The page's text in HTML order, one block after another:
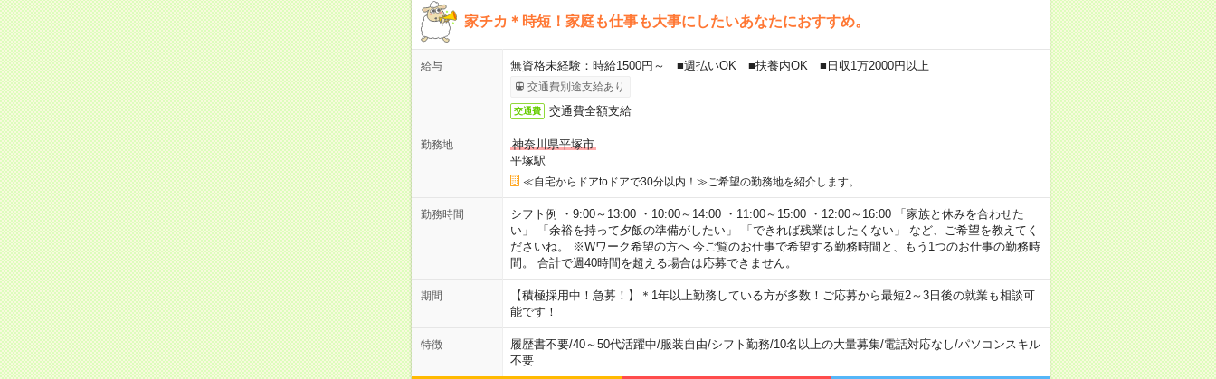
家チカ＊時短！家庭も仕事も大事にしたいあなたにおすすめ。
給与 無資格未経験：時給1500円～ ■週払いOK ■扶養内OK ■日収1万2000円以上
交通費別途支給あり
交通費 交通費全額支給
勤務地
神奈川県平塚市
平塚駅
≪自宅からドアtoドアで30分以内！≫ご希望の勤務地を紹介します。
勤務時間
シフト例 ・9:00～13:00 ・10:00～14:00 ・11:00～15:00 ・12:00～16:00 「家族と休みを合わせた
い」 「余裕を持って夕飯の準備がしたい」 「できれば残業はしたくない」 など、ご希望を教えてく
ださいね。 ※Wワーク希望の方へ 今ご覧のお仕事で希望する勤務時間と、もう1つのお仕事の勤務時
間。 合計で週40時間を超える場合は応募できません。
期間
【積極採用中！急募！】＊1年以上勤務している方が多数！ご応募から最短2～3日後の就業も相談可
能です！
特徴 履歴書不要/40～50代活躍中/服装自由/シフト勤務/10名以上の大量募集/電話対応なし/パソコンスキル
不要